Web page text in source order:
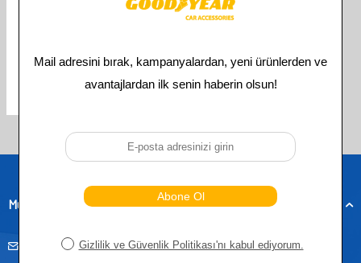
TAKIMI 2013-2022 COUPE
TL
Toplam ürün bulunmaktadır.
Müşteri Hizmetleri
musteridestek@goodyearotoaksesuar.com.tr